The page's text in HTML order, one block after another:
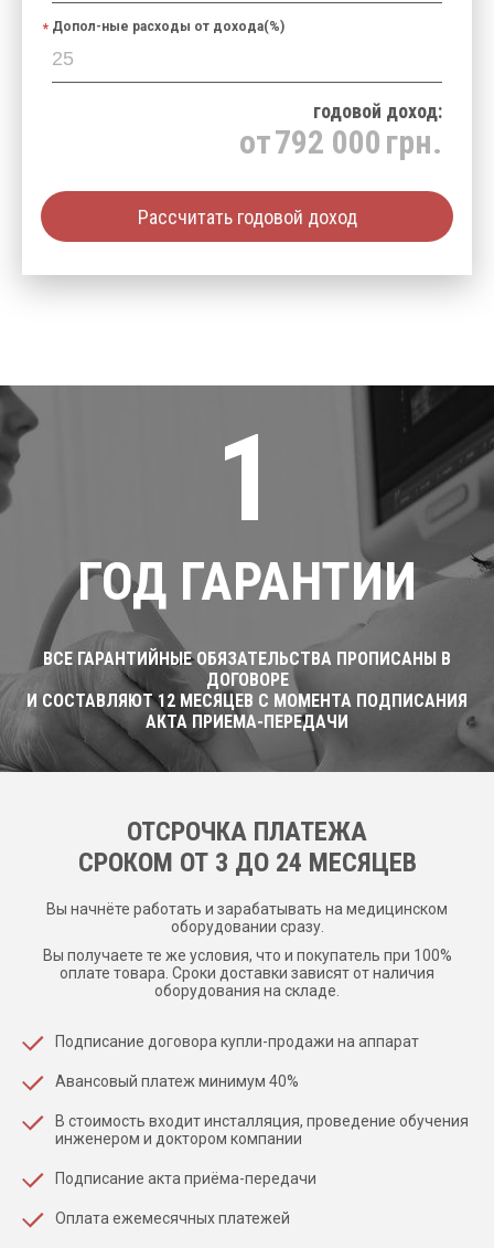
Допол-ные расходы от дохода(%)
годовой доход:
от792 000 грн.
Рассчитать годовой доход
1
ГОД ГАРАНТИИ
ВСЕ ГАРАНТИЙНЫЕ ОБЯЗАТЕЛЬСТВА ПРОПИСАНЫ В
ДОГОВОРЕ
И СОСТАВЛЯЮТ 12 МЕСЯЦЕВ С МОМЕНТА ПОДПИСАНИЯ
АКТА ПРИЕМА-ПЕРЕДАЧИ
ОТСРОЧКА ПЛАТЕЖА
CРОКОМ ОТ 3 ДО 24 МЕСЯЦЕВ
Вы начнёте работать и зарабатывать на медицинском
оборудовании сразу.
Вы получаете те же условия, что и покупатель при 100%
оплате товара. Сроки доставки зависят от наличия
оборудования на складе.
Подписание договора купли-продажи на аппарат
Авансовый платеж минимум 40%
В стоимость входит инсталляция, проведение обучения
инженером и доктором компании
Подписание акта приёма-передачи
Оплата ежемесячных платежей